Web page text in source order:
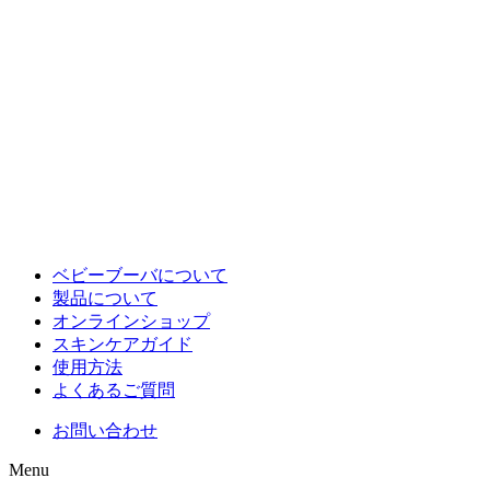
ベビーブーバについて
製品について
オンラインショップ
スキンケアガイド
使用方法
よくあるご質問
お問い合わせ
Menu